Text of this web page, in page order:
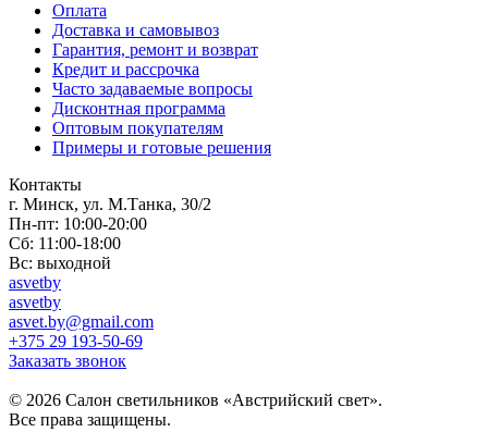
Оплата
Доставка и самовывоз
Гарантия, ремонт и возврат
Кредит и рассрочка
Часто задаваемые вопросы
Дисконтная программа
Оптовым покупателям
Примеры и готовые решения
Контакты
г. Минск, ул. М.Танка, 30/2
Пн-пт: 10:00-20:00
Сб: 11:00-18:00
Вс: выходной
asvetby
asvetby
asvet.by@gmail.com
+375 29 193-50-69
Заказать звонок
© 2026 Салон светильников «Австрийский свет».
Все права защищены.